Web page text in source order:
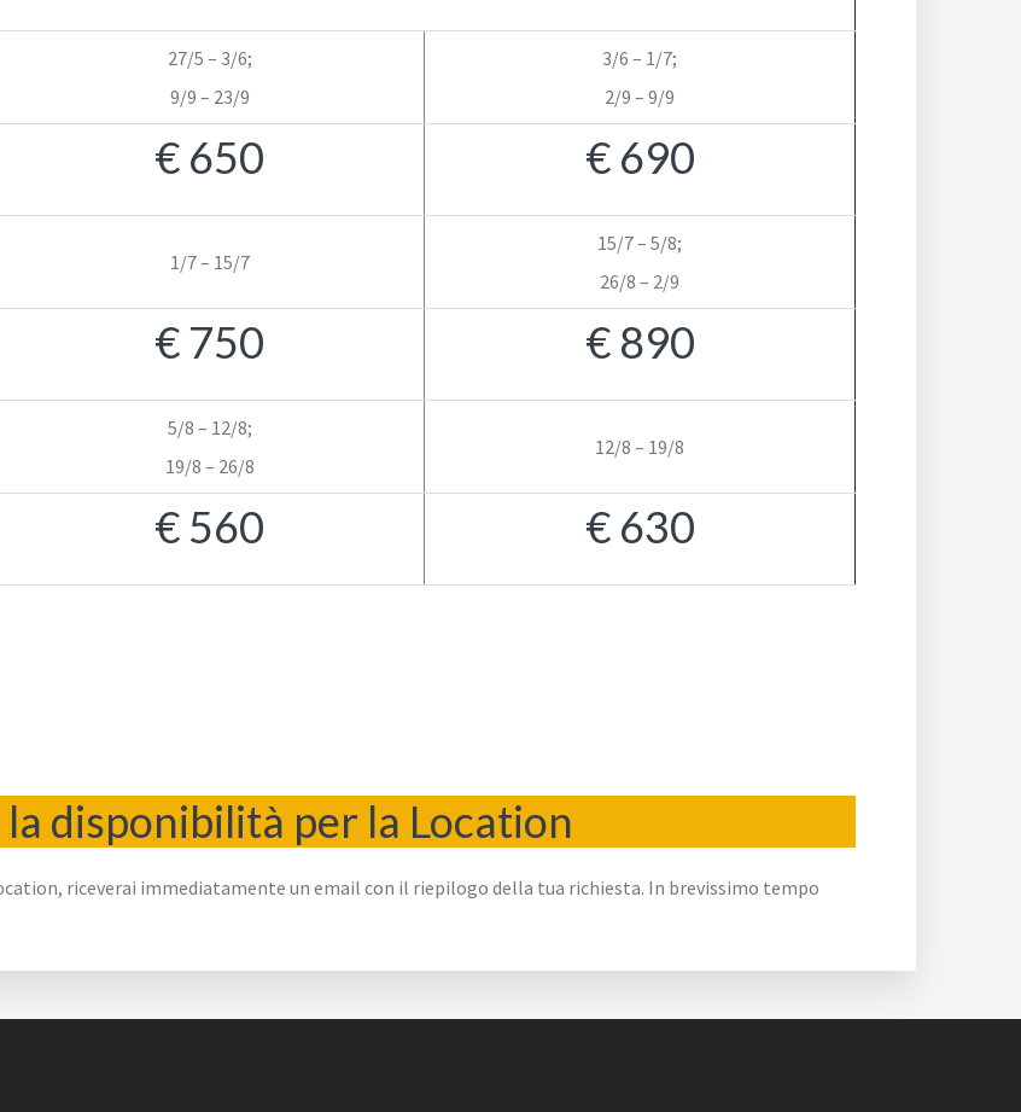
27/5 – 3/6;
9/9 – 23/9
3/6 – 1/7;
2/9 – 9/9
€ 650 € 690
1/7 – 15/7
15/7 – 5/8;
26/8 – 2/9
€ 750 € 890
5/8 – 12/8;
19/8 – 26/8
12/8 – 19/8
€ 560 € 630
disponibilità per la Location
riceverai immediatamente un email con il riepilogo della tua richiesta. In brevissimo tempo